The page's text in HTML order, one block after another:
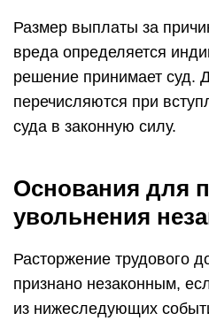
Размер выплаты за
вреда определяется
решение принимает суд.
перечисляются при
суда в законную силу.
Основания для
увольнения
Расторжение трудового
признано незаконным,
из нижеследующих